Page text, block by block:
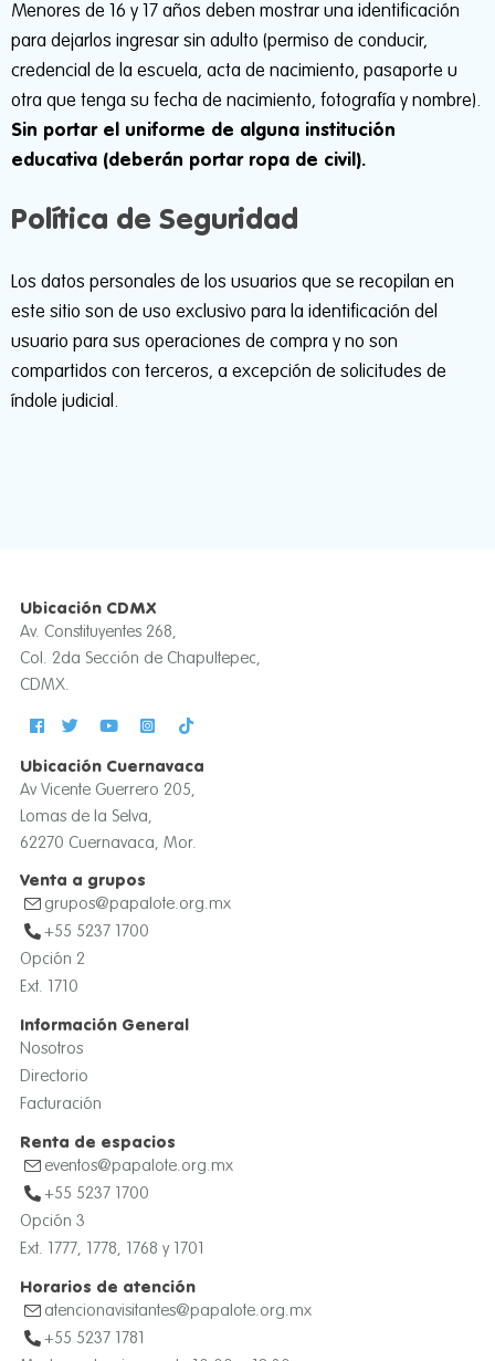
Menores de 16 y 17 años deben mostrar una identificación
para dejarlos ingresar sin adulto (permiso de conducir,
credencial de la escuela, acta de nacimiento, pasaporte u
otra que tenga su fecha de nacimiento, fotografía y nombre).
Sin portar el uniforme de alguna institución
educativa (deberán portar ropa de civil).
Política de Seguridad
Los datos personales de los usuarios que se recopilan en
este sitio son de uso exclusivo para la identificación del
usuario para sus operaciones de compra y no son
compartidos con terceros, a excepción de solicitudes de
índole judicial.
Ubicación CDMX
Av. Constituyentes 268,
Col. 2da Sección de Chapultepec,
CDMX.
Ubicación Cuernavaca
Av Vicente Guerrero 205,
Lomas de la Selva,
62270 Cuernavaca, Mor.
Venta a grupos
grupos@papalote.org.mx
+55 5237 1700
Opción 2
Ext. 1710
Información General
Nosotros
Directorio
Facturación
Renta de espacios
eventos@papalote.org.mx
+55 5237 1700
Opción 3
Ext. 1777, 1778, 1768 y 1701
Horarios de atención
atencionavisitantes@papalote.org.mx
+55 5237 1781